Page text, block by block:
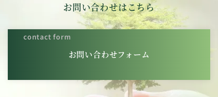
お問い合わせはこちら
contact form
お問い合わせフォーム